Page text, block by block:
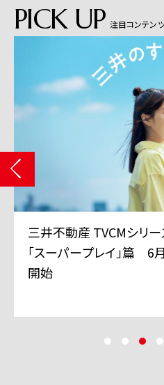
PICK UP 注目コンテン
三井不動産 TVCMシリー
「スーパープレイ」篇 6
開始